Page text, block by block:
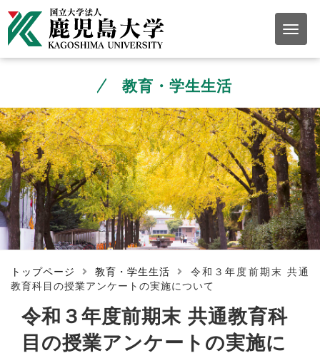
教育・学生生活
トップページ 教育・学生生活
令和３年度前期末 共通
教育科目の授業アンケートの実施について
令和３年度前期末 共通教育科
目の授業アンケートの実施に